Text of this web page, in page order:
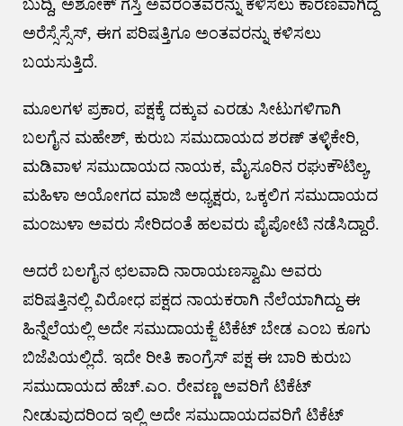
ಬುದ್ದಿ, ಅಶೋಕ್ ಗಸ್ತಿ ಅವರಂತವರನ್ನು ಕಳಿಸಲು ಕಾರಣವಾಗಿದ್ದ
ಅರೆಸ್ಸೆಸ್ಸೆಸ್, ಈಗ ಪರಿಷತ್ತಿಗೂ ಅಂತವರನ್ನು ಕಳಿಸಲು
ಬಯಸುತ್ತಿದೆ.
ಮೂಲಗಳ ಪ್ರಕಾರ, ಪಕ್ಷಕ್ಕೆ ದಕ್ಕುವ ಎರಡು ಸೀಟುಗಳಿಗಾಗಿ
ಬಲಗೈನ ಮಹೇಶ್, ಕುರುಬ ಸಮುದಾಯದ ಶರಣ್ ತಳ್ಳಿಕೇರಿ,
ಮಡಿವಾಳ ಸಮುದಾಯದ ನಾಯಕ, ಮೈಸೂರಿನ ರಘು‌ಕೌಟಿಲ್ಯ,
ಮಹಿಳಾ ಅಯೋಗದ ಮಾಜಿ ಅಧ್ಯಕ್ಷರು, ಒಕ್ಕಲಿಗ ಸಮುದಾಯದ
ಮಂಜುಳಾ ಅವರು ಸೇರಿದಂತೆ ಹಲವರು ಪೈಪೋಟಿ ನಡೆಸಿದ್ದಾರೆ.
ಅದರೆ ಬಲಗೈನ‌ ಛಲವಾದಿ ನಾರಾಯಣಸ್ವಾಮಿ ಅವರು
ಪರಿಷತ್ತಿನಲ್ಲಿ ವಿರೋಧ ಪಕ್ಷದ ನಾಯಕರಾಗಿ ನೆಲೆಯಾಗಿದ್ದು ಈ
ಹಿನ್ನೆಲೆಯಲ್ಲಿ ಅದೇ ಸಮುದಾಯಕ್ಜೆ ಟಿಕೆಟ್ ಬೇಡ ಎಂಬ‌ ಕೂಗು
ಬಿಜೆಪಿಯಲ್ಲಿದೆ. ಇದೇ ರೀತಿ ಕಾಂಗ್ರೆಸ್ ಪಕ್ಷ ಈ ಬಾರಿ ಕುರುಬ
ಸಮುದಾಯದ ಹೆಚ್.ಎಂ. ರೇವಣ್ಣ ಅವರಿಗೆ ಟಿಕೆಟ್
ನೀಡುವುದರಿಂದ ಇಲ್ಲಿ ಅದೇ ಸಮುದಾಯದವರಿಗೆ ಟಿಕೆಟ್